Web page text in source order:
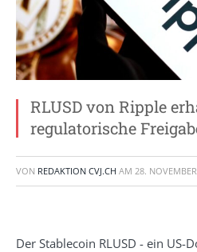
RLUSD von Ripple
regulatorische
VON REDAKTION CVJ.CH AM 28.
Der Stablecoin RLUSD - ein US-